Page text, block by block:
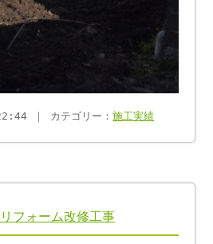
｜ カテゴリー：施工実績
フォーム改修工事